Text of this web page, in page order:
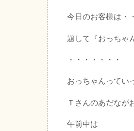
今日のお客様は・
題して『おっちゃ
・・・・・・・
おっちゃんってい
Ｔさんのあだなが
午前中は